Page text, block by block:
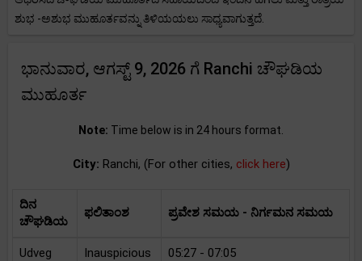
ಶುಭ -ಅಶುಭ ಮುಹೂರ್ತವನ್ನು ತಿಳಿಯಯಲು ಸಾಧ್ಯವಾಗುತ್ತದೆ.
ಭಾನುವಾರ, ಆಗಸ್ಟ್ 9, 2026 ಗೆ Ranchi ಚೌಘಡಿಯ
ಮುಹೂರ್ತ
Note: Time below is in 24 hours format.
City: Ranchi, (For other cities, click here)
ದಿನ
ಚೌಘಡಿಯ
ಫಲಿತಾಂಶ ಪ್ರವೇಶ ಸಮಯ - ನಿರ್ಗಮನ ಸಮಯ
Udveg Inauspicious 05:27 - 07:05